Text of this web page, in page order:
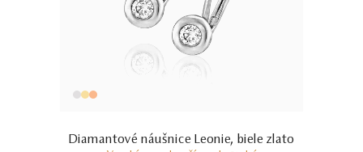
Diamantové náušnice Leonie, biele zlato